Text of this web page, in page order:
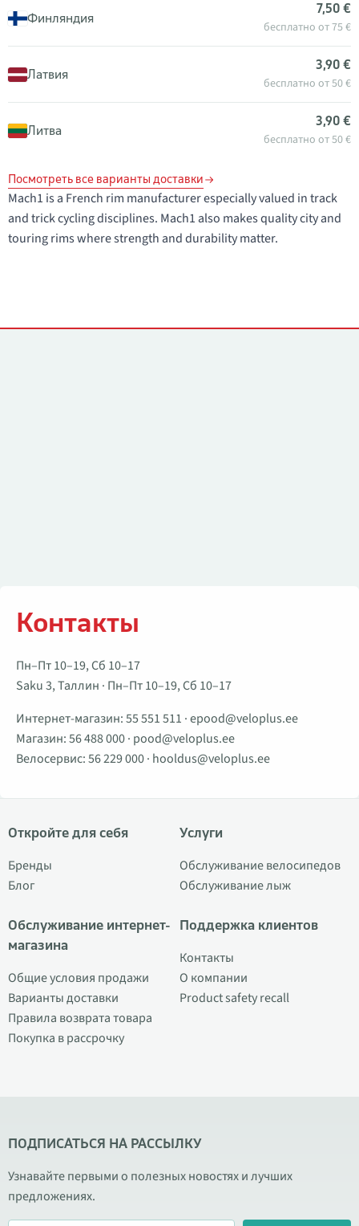
Финляндия
7,50 €
бесплатно от 75 €
Латвия
3,90 €
бесплатно от 50 €
Литва
3,90 €
бесплатно от 50 €
Посмотреть все варианты доставки
Mach1 is a French rim manufacturer especially valued in track
and trick cycling disciplines. Mach1 also makes quality city and
touring rims where strength and durability matter.
Контакты
Пн–Пт 10–19, Сб 10–17
Saku 3, Таллин · Пн–Пт 10–19, Сб 10–17
Интернет-магазин:55 551 511 ·epood@veloplus.ee
Магазин:56 488 000· pood@veloplus.ee
Велосервис:56 229 000· hooldus@veloplus.ee
Откройте для себя
Бренды
Блог
Обслуживание интернет-
магазина
Общие условия продажи
Варианты доставки
Правила возврата товара
Покупка в рассрочку
Услуги
Обслуживание велосипедов
Обслуживание лыж
Поддержка клиентов
Контакты
О компании
Product safety recall
ПОДПИСАТЬСЯ НА РАССЫЛКУ
Узнавайте первыми о полезных новостях и лучших
предложениях.